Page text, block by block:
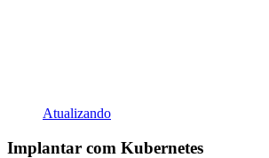
Atualizando
Implantar com Kubernetes